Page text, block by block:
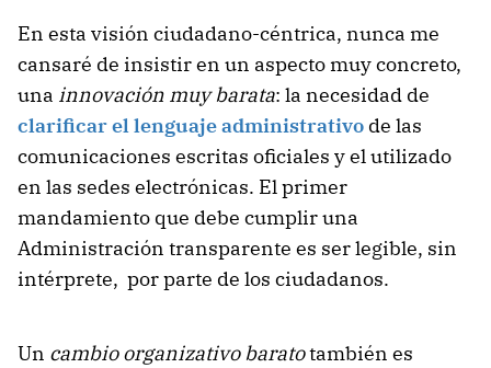
En esta visión ciudadano-céntrica, nunca me
cansaré de insistir en un aspecto muy concreto,
una innovación muy barata: la necesidad de
clarificar el lenguaje administrativo de las
comunicaciones escritas oficiales y el utilizado
en las sedes electrónicas. El primer
mandamiento que debe cumplir una
Administración transparente es ser legible, sin
intérprete, por parte de los ciudadanos.
Un cambio organizativo baratotambién es